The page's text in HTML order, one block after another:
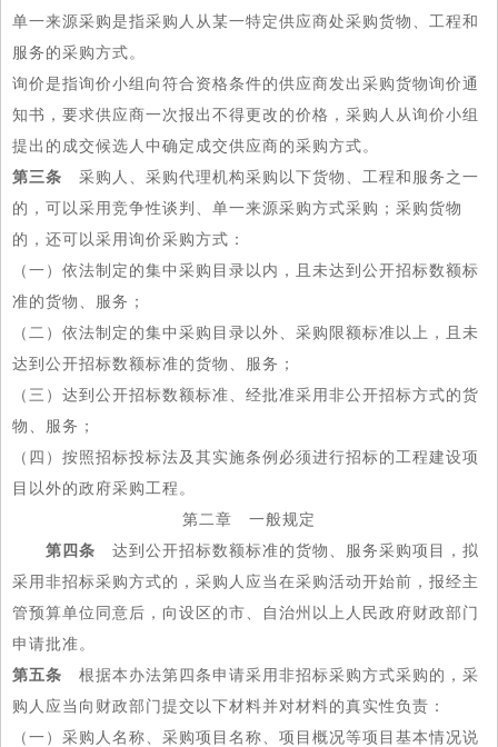
单一来源采购是指采购人从某一特定供应商处采购货物、工程和
服务的采购方式。
询价是指询价小组向符合资格条件的供应商发出采购货物询价通
知书，要求供应商一次报出不得更改的价格，采购人从询价小组
提出的成交候选人中确定成交供应商的采购方式。
第三条 采购人、采购代理机构采购以下货物、工程和服务之一
的，可以采用竞争性谈判、单一来源采购方式采购；采购货物
的，还可以采用询价采购方式：
（一）依法制定的集中采购目录以内，且未达到公开招标数额标
准的货物、服务；
（二）依法制定的集中采购目录以外、采购限额标准以上，且未
达到公开招标数额标准的货物、服务；
（三）达到公开招标数额标准、经批准采用非公开招标方式的货
物、服务；
（四）按照招标投标法及其实施条例必须进行招标的工程建设项
目以外的政府采购工程。
第二章 一般规定
第四条 达到公开招标数额标准的货物、服务采购项目，拟
采用非招标采购方式的，采购人应当在采购活动开始前，报经主
管预算单位同意后，向设区的市、自治州以上人民政府财政部门
申请批准。
第五条 根据本办法第四条申请采用非招标采购方式采购的，采
购人应当向财政部门提交以下材料并对材料的真实性负责：
（一）采购人名称、采购项目名称、项目概况等项目基本情况说